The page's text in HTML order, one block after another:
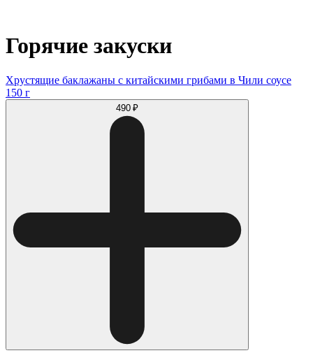
Горячие закуски
Хрустящие баклажаны с китайскими грибами в Чили соусе
150 г
490 ₽